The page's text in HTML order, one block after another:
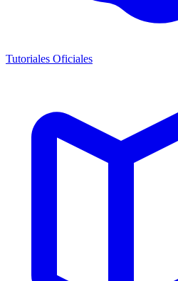
Tutoriales Oficiales